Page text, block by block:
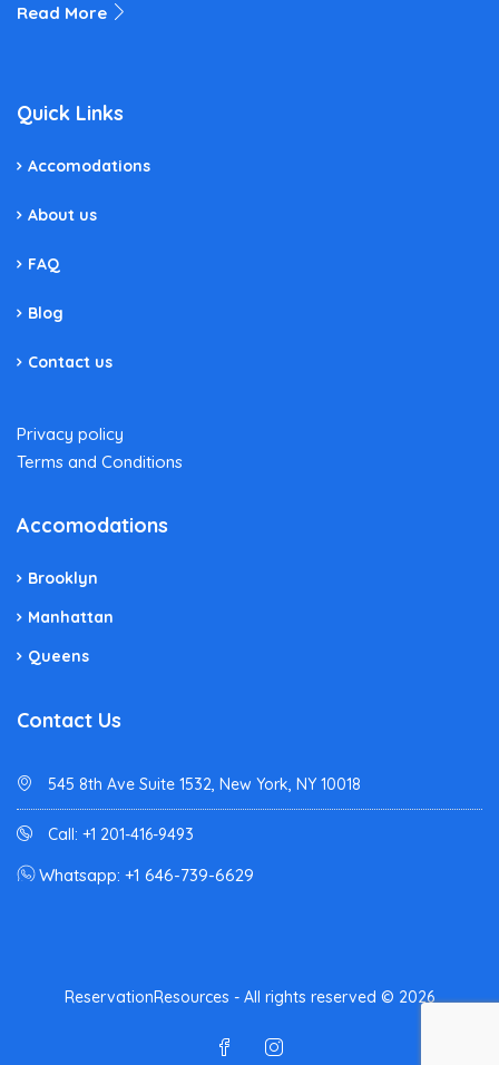
Read More
Quick Links
Accomodations
About us
FAQ
Blog
Contact us
Privacy policy
Terms and Conditions
Accomodations
Brooklyn
Manhattan
Queens
Contact Us
545 8th Ave Suite 1532, New York, NY 10018
Call: +1 201-416-9493
Whatsapp: +1 646-739-6629
ReservationResources - All rights reserved © 2026